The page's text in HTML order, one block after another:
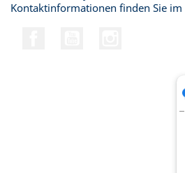
Kontaktinformationen finden Sie